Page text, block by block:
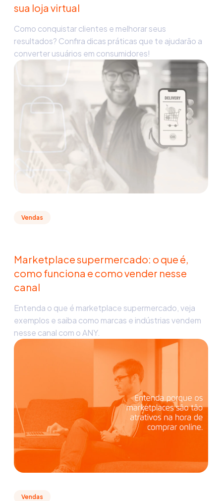
sua loja virtual
Como conquistar clientes e melhorar seus
resultados? Confira dicas práticas que te ajudarão a
converter usuários em consumidores!
Vendas
Marketplace supermercado: o que é,
como funciona e como vender nesse
canal
Entenda o que é marketplace supermercado, veja
exemplos e saiba como marcas e indústrias vendem
nesse canal com o ANY.
Vendas